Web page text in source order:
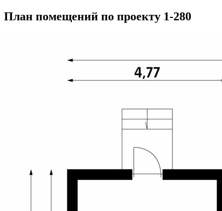
План помещений по проекту 1-280